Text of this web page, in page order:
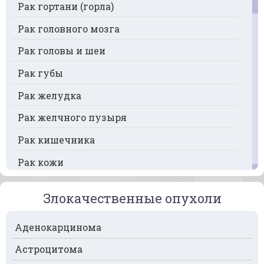
Рак гортани (горла)
Рак головного мозга
Рак головы и шеи
Рак губы
Рак желудка
Рак желчного пузыря
Рак кишечника
Рак кожи
Рак кости
Рак крови
Рак легких
Рак лимфоузлов
Злокачественные опухоли
Аденокарцинома
Астроцитома